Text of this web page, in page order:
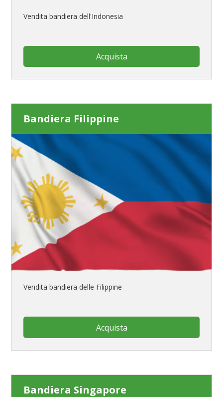
Vendita bandiera dell'Indonesia
Acquista
Bandiera Filippine
Vendita bandiera delle Filippine
Acquista
Bandiera Singapore